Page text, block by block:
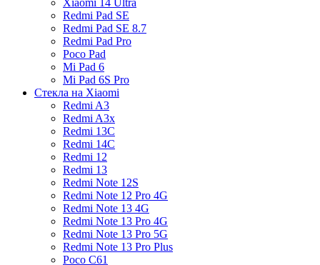
Redmi Pad SE
Redmi Pad SE 8.7
Redmi Pad Pro
Poco Pad
Mi Pad 6
Mi Pad 6S Pro
Стекла на Xiaomi
Redmi A3
Redmi A3x
Redmi 13C
Redmi 14C
Redmi 12
Redmi 13
Redmi Note 12S
Redmi Note 12 Pro 4G
Redmi Note 13 4G
Redmi Note 13 Pro 4G
Redmi Note 13 Pro 5G
Redmi Note 13 Pro Plus
Poco C61